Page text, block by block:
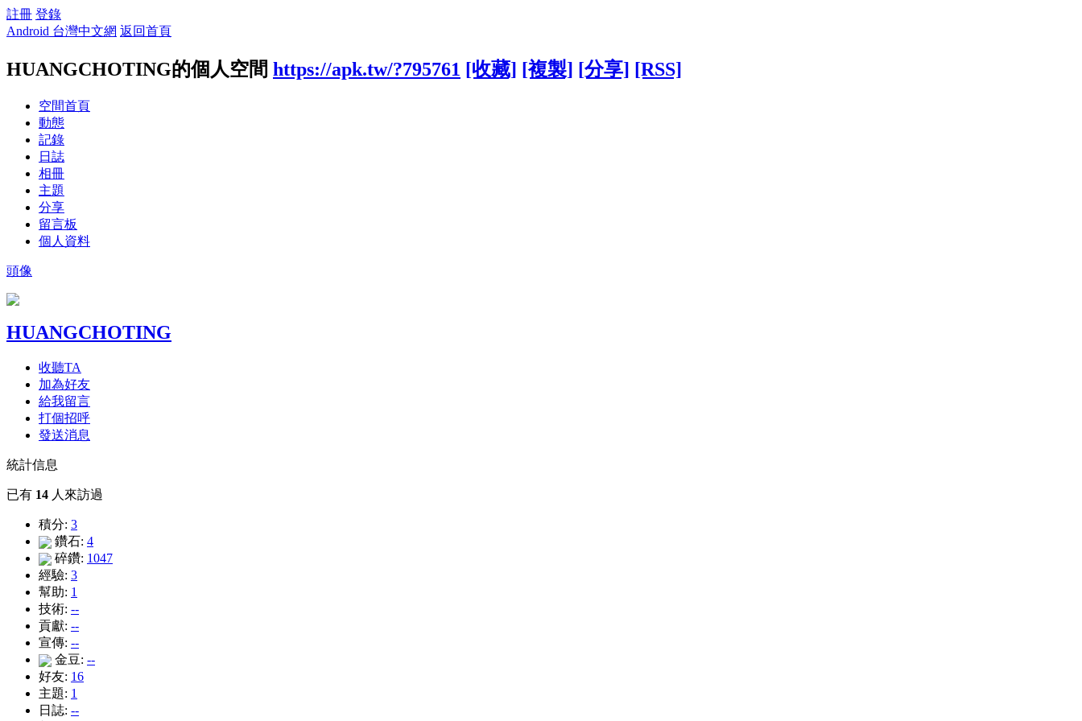
註冊 登錄
Android 台灣中文網 返回首頁
HUANGCHOTING的個人空間 https://apk.tw/?795761 [收藏] [複製] [分享] [RSS]
空間首頁
動態
記錄
日誌
相冊
主題
分享
留言板
個人資料
頭像
HUANGCHOTING
收聽TA
加為好友
給我留言
打個招呼
發送消息
統計信息
已有 14 人來訪過
積分: 3
鑽石: 4
碎鑽: 1047
經驗: 3
幫助: 1
技術: --
貢獻: --
宣傳: --
金豆: --
好友: 16
主題: 1
日誌: --